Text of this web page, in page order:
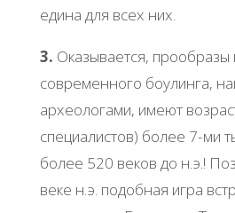
едина для всех них.
3. Оказывается,
современного боулинга,
археологами, имеют
специалистов) более 7-ми
более 520 веков до н.э.!
веке н.э. подобная игра